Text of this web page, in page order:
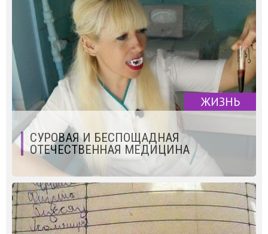
ЖИЗНЬ
СУРОВАЯ И БЕСПОЩАДНАЯ
ОТЕЧЕСТВЕННАЯ МЕДИЦИНА